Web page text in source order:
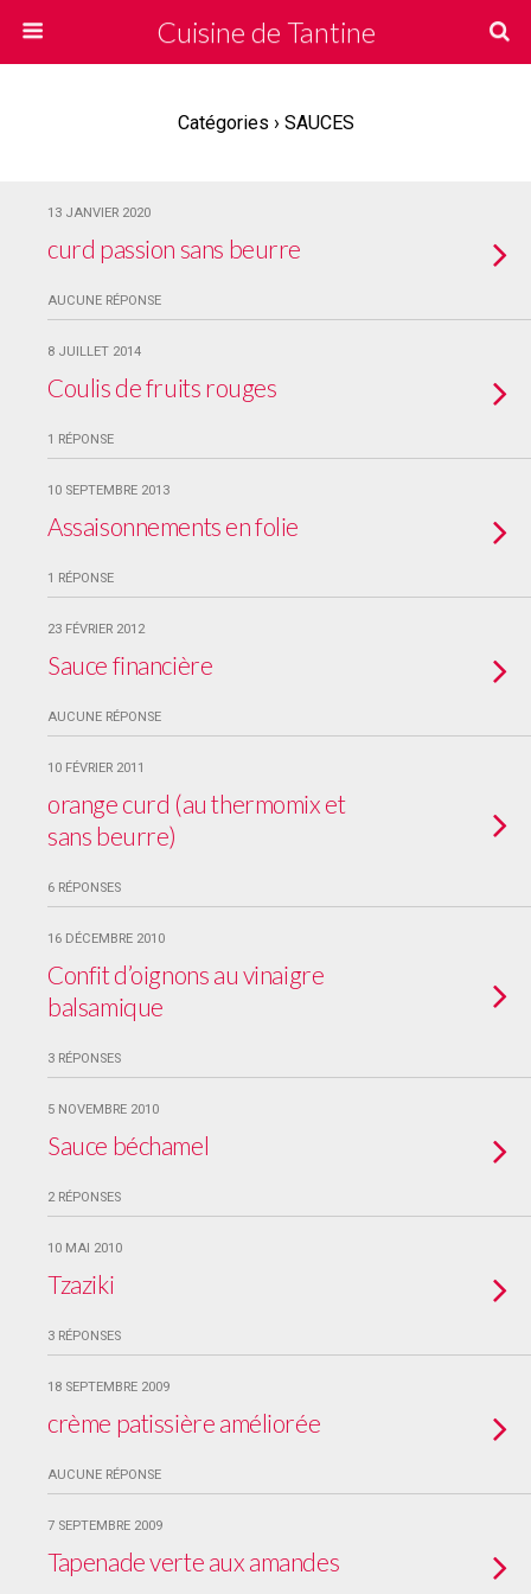
Cuisine de Tantine
Catégories › SAUCES
13 JANVIER 2020
curd passion sans beurre
AUCUNE RÉPONSE
8 JUILLET 2014
Coulis de fruits rouges
1 RÉPONSE
10 SEPTEMBRE 2013
Assaisonnements en folie
1 RÉPONSE
23 FÉVRIER 2012
Sauce financière
AUCUNE RÉPONSE
10 FÉVRIER 2011
orange curd (au thermomix et
sans beurre)
6 RÉPONSES
16 DÉCEMBRE 2010
Confit d’oignons au vinaigre
balsamique
3 RÉPONSES
5 NOVEMBRE 2010
Sauce béchamel
2 RÉPONSES
10 MAI 2010
Tzaziki
3 RÉPONSES
18 SEPTEMBRE 2009
crème patissière améliorée
AUCUNE RÉPONSE
7 SEPTEMBRE 2009
Tapenade verte aux amandes